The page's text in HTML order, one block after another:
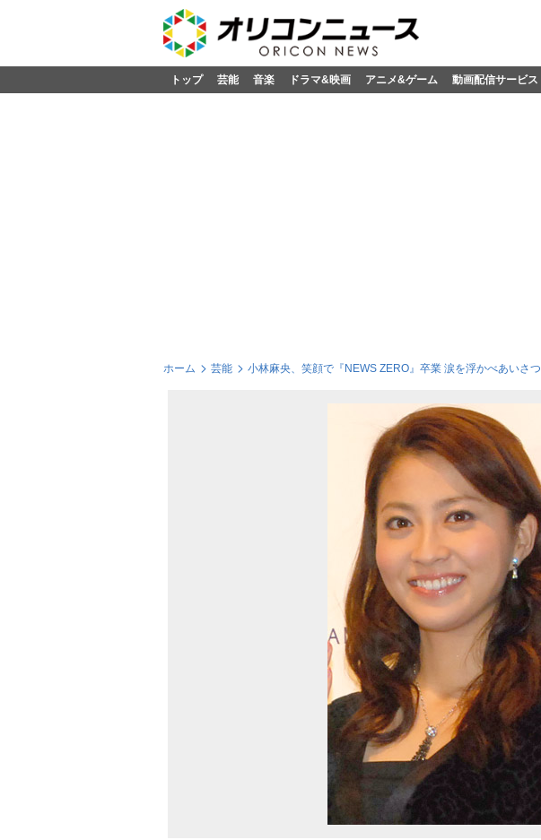
トップ 芸能 音楽 ドラマ&映画 アニメ&ゲーム 動画配信サービス
ホーム 芸能 小林麻央、笑顔で『NEWS ZERO』卒業 涙を浮かべあいさつ